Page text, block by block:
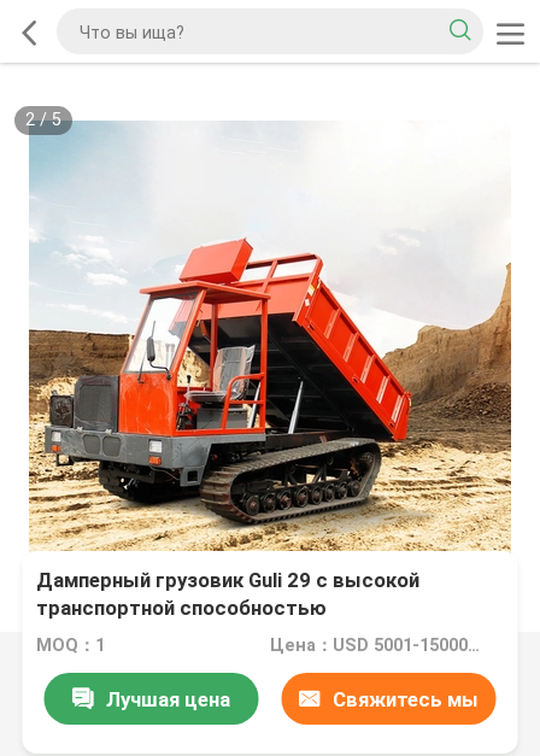
2/5
Дамперный грузовик Guli 29 с высокой
транспортной способностью
MOQ：1 Цена：USD 5001-15000 Set
Лучшая цена Свяжитесь мы